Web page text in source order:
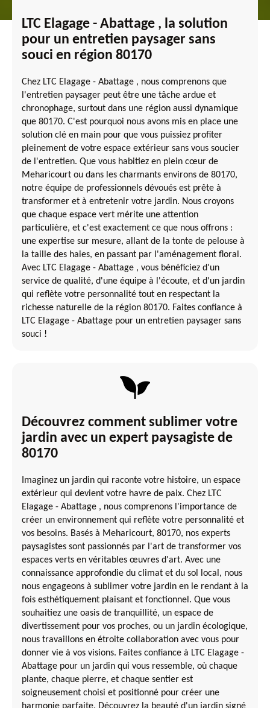
LTC Elagage - Abattage , la solution
pour un entretien paysager sans
souci en région 80170
Chez LTC Elagage - Abattage , nous comprenons que
l'entretien paysager peut être une tâche ardue et
chronophage, surtout dans une région aussi dynamique
que 80170. C'est pourquoi nous avons mis en place une
solution clé en main pour que vous puissiez profiter
pleinement de votre espace extérieur sans vous soucier
de l'entretien. Que vous habitiez en plein cœur de
Meharicourt ou dans les charmants environs de 80170,
notre équipe de professionnels dévoués est prête à
transformer et à entretenir votre jardin. Nous croyons
que chaque espace vert mérite une attention
particulière, et c'est exactement ce que nous offrons :
une expertise sur mesure, allant de la tonte de pelouse à
la taille des haies, en passant par l'aménagement floral.
Avec LTC Elagage - Abattage , vous bénéficiez d'un
service de qualité, d'une équipe à l'écoute, et d'un jardin
qui reflète votre personnalité tout en respectant la
richesse naturelle de la région 80170. Faites confiance à
LTC Elagage - Abattage pour un entretien paysager sans
souci !
Découvrez comment sublimer votre
jardin avec un expert paysagiste de
80170
Imaginez un jardin qui raconte votre histoire, un espace
extérieur qui devient votre havre de paix. Chez LTC
Elagage - Abattage , nous comprenons l'importance de
créer un environnement qui reflète votre personnalité et
vos besoins. Basés à Meharicourt, 80170, nos experts
paysagistes sont passionnés par l'art de transformer vos
espaces verts en véritables œuvres d'art. Avec une
connaissance approfondie du climat et du sol local, nous
nous engageons à sublimer votre jardin en le rendant à la
fois esthétiquement plaisant et fonctionnel. Que vous
souhaitiez une oasis de tranquillité, un espace de
divertissement pour vos proches, ou un jardin écologique,
nous travaillons en étroite collaboration avec vous pour
donner vie à vos visions. Faites confiance à LTC Elagage -
Abattage pour un jardin qui vous ressemble, où chaque
plante, chaque pierre, et chaque sentier est
soigneusement choisi et positionné pour créer une
harmonie parfaite. Découvrez la beauté d'un jardin signé